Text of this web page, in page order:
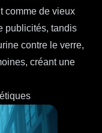
comme de vieux
publicités, tandis
contre le verre,
créant une